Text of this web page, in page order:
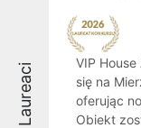
Laureaci
VIP
się na
oferując
Obiekt